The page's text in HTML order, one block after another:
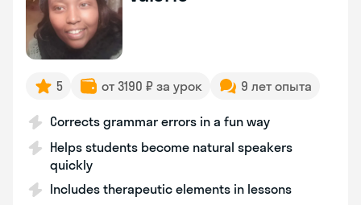
5 от 3190 ₽ за урок 9 лет опыта
Corrects grammar errors in a fun way
Helps students become natural speakers
quickly
Includes therapeutic elements in lessons